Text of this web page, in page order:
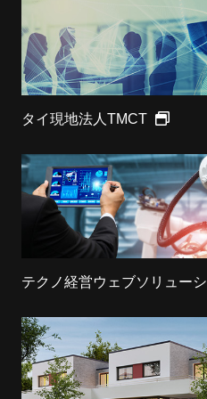
タイ現地法人TMCT
テクノ経営ウェブソリュー